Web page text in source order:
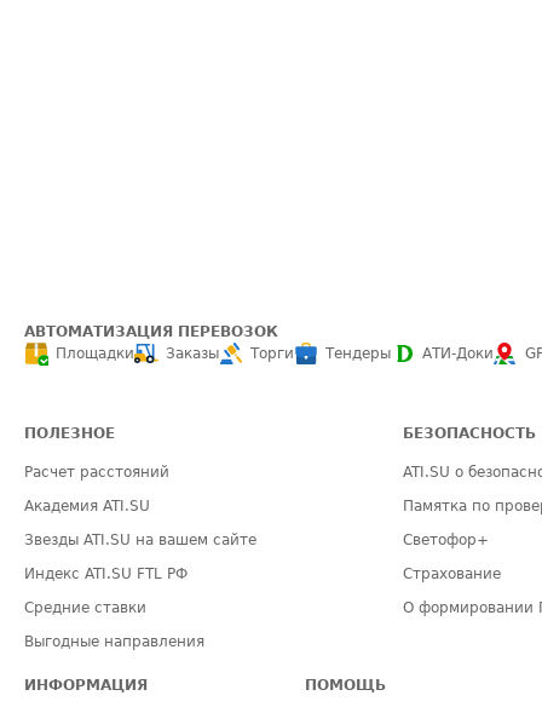
АВТОМАТИЗАЦИЯ ПЕРЕВОЗОК
Площадки
Заказы Торги Тендеры АТИ-Доки
ПОЛЕЗНОЕ
Расчет расстояний
Академия ATI.SU
Звезды ATI.SU на вашем сайте
Индекс ATI.SU FTL РФ
Средние ставки
Выгодные направления
БЕЗОПАСНОСТЬ
ATI.SU о
Памятка по
Светофор+
Страхование
О формировании
ИНФОРМАЦИЯ ПОМОЩЬ